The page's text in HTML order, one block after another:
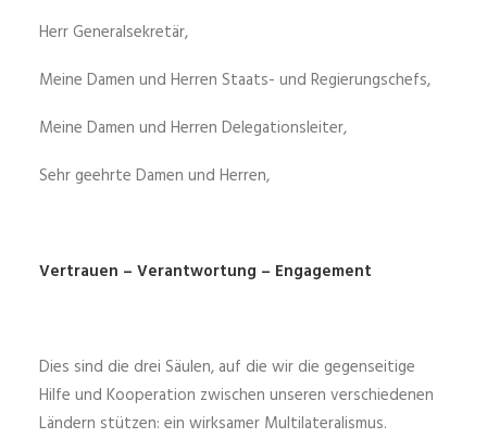
Herr Generalsekretär,
Meine Damen und Herren Staats- und Regierungschefs,
Meine Damen und Herren Delegationsleiter,
Sehr geehrte Damen und Herren,
Vertrauen – Verantwortung – Engagement
Dies sind die drei Säulen, auf die wir die gegenseitige
Hilfe und Kooperation zwischen unseren verschiedenen
Ländern stützen: ein wirksamer Multilateralismus.